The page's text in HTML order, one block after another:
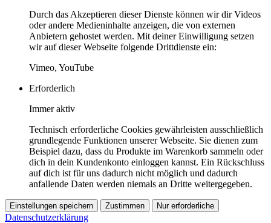
Durch das Akzeptieren dieser Dienste können wir dir Videos
oder andere Medieninhalte anzeigen, die von externen
Anbietern gehostet werden. Mit deiner Einwilligung setzen
wir auf dieser Webseite folgende Drittdienste ein:
Vimeo, YouTube
Erforderlich
Immer aktiv
Technisch erforderliche Cookies gewährleisten ausschließlich
grundlegende Funktionen unserer Webseite. Sie dienen zum
Beispiel dazu, dass du Produkte im Warenkorb sammeln oder
dich in dein Kundenkonto einloggen kannst. Ein Rückschluss
auf dich ist für uns dadurch nicht möglich und dadurch
anfallende Daten werden niemals an Dritte weitergegeben.
Einstellungen speichern Zustimmen Nur erforderliche
Datenschutzerklärung